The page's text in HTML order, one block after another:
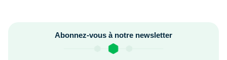
Abonnez-vous à notre newsletter